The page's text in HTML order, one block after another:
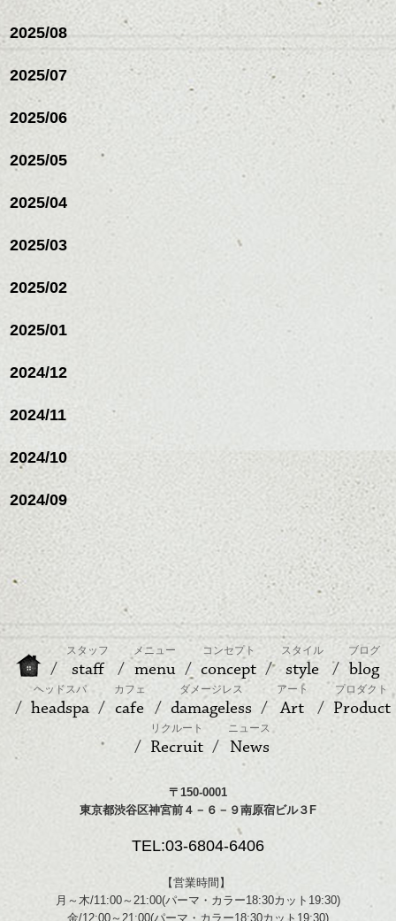
ハンサムショート／ヘッド
スパ／伸びても目立たない
ルカラー/髪質改善/TOKIOト
ナーカラー/イルミナカラー/
ミニボブ/抜け感ショート/バ
スパ／伸びても目立たない
ヘアカラー/ハイライト/ダブ
リートメント/ブリーチ/イン
ミニボブ/抜け感ショート/バ
2025/08
2025/07
2025/06
2025/05
2025/04
2025/03
2025/02
2025/01
2024/12
2024/11
2024/10
2024/09
スタッフ
staff
メニュー
menu
コンセプト
concept
スタイル
style
ブログ
blog
ヘッドスパ
headspa
カフェ
cafe
ダメージレス
damageless
アート
Art
プロダクト
Product
リクルート
Recruit
ニュース
News
〒150-0001
東京都渋谷区神宮前４－６－９南原宿ビル３F
TEL:03-6804-6406
【営業時間】
月～木/11:00～21:00(パーマ・カラー18:30カット19:30)
金/12:00～21:00(パーマ・カラー18:30カット19:30)